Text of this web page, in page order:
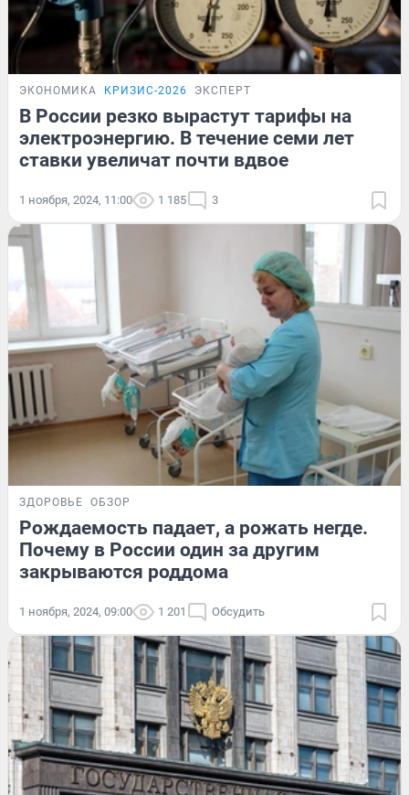
ЭКОНОМИКА КРИЗИС-2026 ЭКСПЕРТ
В России резко вырастут тарифы на
электроэнергию. В течение семи лет
ставки увеличат почти вдвое
1 ноября, 2024, 11:00 1 185 3
ЗДОРОВЬЕ ОБЗОР
Рождаемость падает, а рожать негде.
Почему в России один за другим
закрываются роддома
1 ноября, 2024, 09:00 1 201 Обсудить